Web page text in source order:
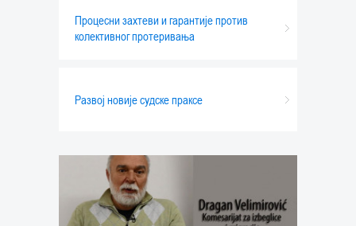
Процесни захтеви и гарантије против
колективног протеривања
Развој новије судске праксе